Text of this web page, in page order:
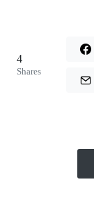
4
Shares